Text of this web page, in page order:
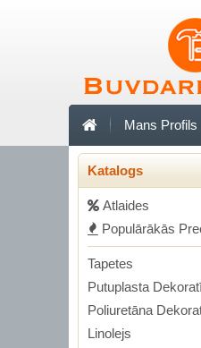
Mans Profils
Katalogs
Аtlaides
Populārākās
Tapetes
Putuplasta
Poliuretāna
Linolejs